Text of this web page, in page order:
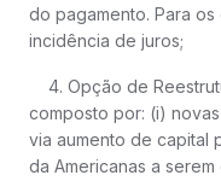
do pagamento. Para
incidência de juros;
4. Opção de
composto por: (i)
via aumento de capital
da Americanas a